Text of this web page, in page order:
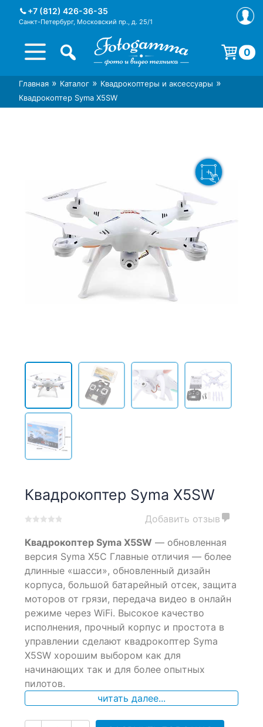
+7 (812) 426-36-35
Санкт-Петербург, Московский пр., д. 25/1
Интернет-магазин фототехники
Foto-Gamma в СПб
Магазин фотоаксессуаров foto-
gamma.ru
0
Корзина пуста.
Главная » Каталог » Квадрокоптеры и аксессуары »
Квадрокоптер Syma X5SW
Квадрокоптер Syma X5SW
out
based
on
customer
ratings
Добавить отзыв
Квадрокоптер Syma X5SW — обновленная
версия Syma X5С Главные отличия — более
длинные «шасси», обновленный дизайн
корпуса, большой батарейный отсек, защита
моторов от грязи, передача видео в онлайн
режиме через WiFi. Высокое качество
исполнения, прочный корпус и простота в
управлении сделают квадрокоптер Syma
X5SW хорошим выбором как для
начинающих так и для более опытных
пилотов.
читать далее...